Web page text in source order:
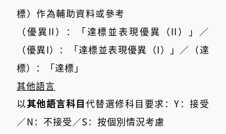
標）作為輔助資料或參考
（優異II）：「達標並表現優異（II）」
／
（優異I）：「達標並表現優異（I）」
／
（達
標）：「達標」
其他語言
以 其他語言科目 代替選修科目要求：Y：接受
／ N：不接受 ／S：按個別情況考慮